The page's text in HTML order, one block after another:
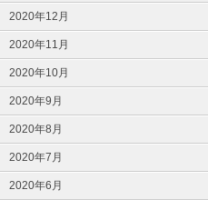
2020年12月
2020年11月
2020年10月
2020年9月
2020年8月
2020年7月
2020年6月